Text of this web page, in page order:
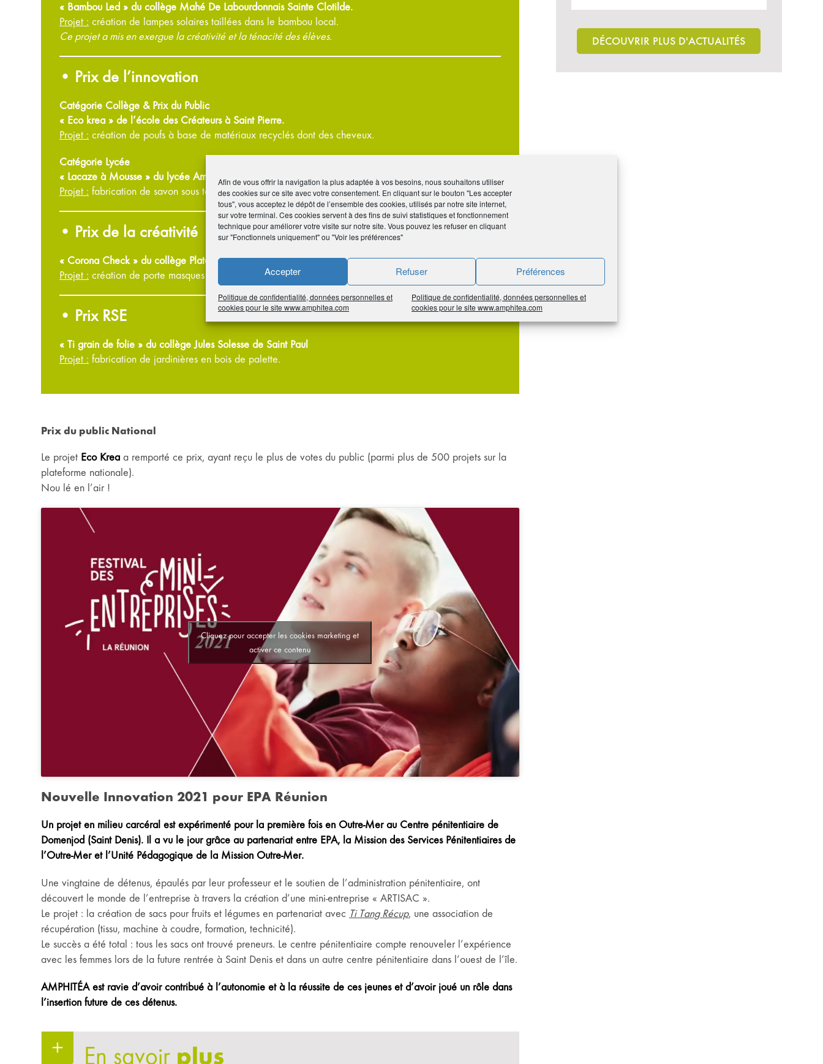
Afin de vous offrir la navigation la plus adaptée à vos besoins, nous souhaitons utiliser
des cookies sur ce site avec votre consentement. En cliquant sur le bouton "Les accepter
tous", vous acceptez le dépôt de l’ensemble des cookies, utilisés par notre site internet,
sur votre terminal. Ces cookies servent à des fins de suivi statistiques et fonctionnement
technique pour améliorer votre visite sur notre site. Vous pouvez les refuser en cliquant
sur "Fonctionnels uniquement" ou "Voir les préférences"
Accepter Refuser Préférences
Politique de confidentialité, données personnelles et
cookies pour le site www.amphitea.com
Politique de confidentialité, données personnelles et
cookies pour le site www.amphitea.com
« Bambou Led » du collège Mahé De Labourdonnais Sainte Clotilde.
Projet : création de lampes solaires taillées dans le bambou local.
Ce projet a mis en exergue la créativité et la ténacité des élèves.
• Prix de l’innovation
Catégorie Collège & Prix du Public
« Eco krea » de l’école des Créateurs à Saint Pierre.
Projet : création de poufs à base de matériaux recyclés dont des cheveux.
Catégorie Lycée
« Lacaze à Mousse » du lycée Amiral Lacaze de Sainte Clotilde.
Projet : fabrication de savon sous toutes ses formes à partir d’essences locales
• Prix de la créativité
« Corona Check » du collège Plateau Goyaves de Saint Louis
Projet : création de porte masques
• Prix RSE
« Ti grain de folie » du collège Jules Solesse de Saint Paul
Projet : fabrication de jardinières en bois de palette.
Prix du public National
Le projet Eco Krea a remporté ce prix, ayant reçu le plus de votes du public (parmi plus de 500 projets sur la
plateforme nationale).
Nou lé en l’air !
Cliquez pour accepter les cookies marketing et
activer ce contenu
Nouvelle Innovation 2021 pour EPA Réunion
Un projet en milieu carcéral est expérimenté pour la première fois en Outre-Mer au Centre pénitentiaire de
Domenjod (Saint Denis). Il a vu le jour grâce au partenariat entre EPA, la Mission des Services Pénitentiaires de
l’Outre-Mer et l’Unité Pédagogique de la Mission Outre-Mer.
Une vingtaine de détenus, épaulés par leur professeur et le soutien de l’administration pénitentiaire, ont
découvert le monde de l’entreprise à travers la création d’une mini-entreprise « ARTISAC ».
Le projet : la création de sacs pour fruits et légumes en partenariat avec Ti Tang Récup, une association de
récupération (tissu, machine à coudre, formation, technicité).
Le succès a été total : tous les sacs ont trouvé preneurs. Le centre pénitentiaire compte renouveler l’expérience
avec les femmes lors de la future rentrée à Saint Denis et dans un autre centre pénitentiaire dans l’ouest de l’île.
AMPHITÉA est ravie d’avoir contribué à l’autonomie et à la réussite de ces jeunes et d’avoir joué un rôle dans
l’insertion future de ces détenus.
En savoir plus
DÉCOUVRIR PLUS D'ACTUALITÉS